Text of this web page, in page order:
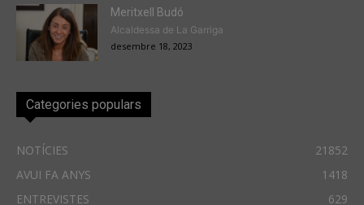
Meritxell Budó
Alcaldessa de La Garriga
desembre 18, 2023
Categories populars
NOTÍCIES
21852
AVUI FA ANYS
1418
ENTREVISTES
629